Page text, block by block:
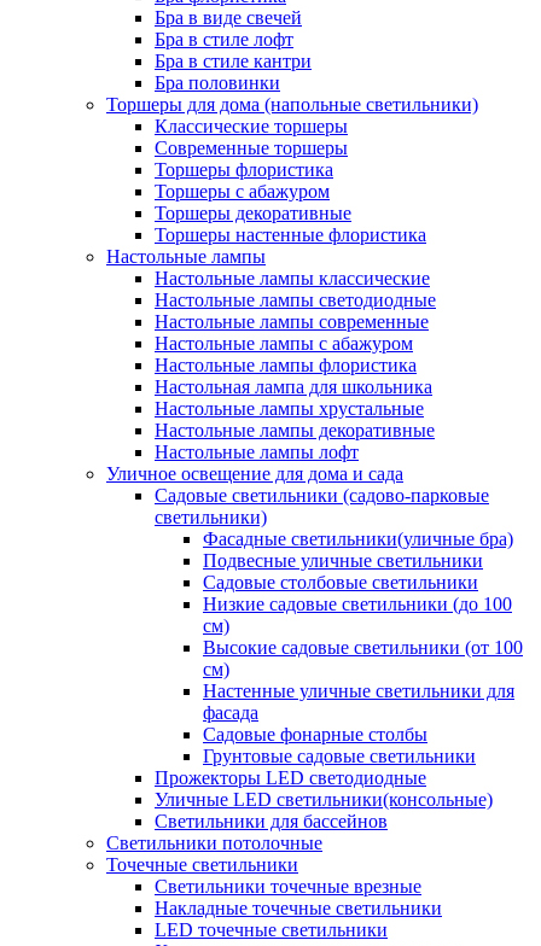
Бра в виде свечей
Бра в стиле лофт
Бра в стиле кантри
Бра половинки
Торшеры для дома (напольные светильники)
Классические торшеры
Современные торшеры
Торшеры флористика
Торшеры с абажуром
Торшеры декоративные
Торшеры настенные флористика
Настольные лампы
Настольные лампы классические
Настольные лампы светодиодные
Настольные лампы современные
Настольные лампы с абажуром
Настольные лампы флористика
Настольная лампа для школьника
Настольные лампы хрустальные
Настольные лампы декоративные
Настольные лампы лофт
Уличное освещение для дома и сада
Садовые светильники (садово-парковые
светильники)
Фасадные светильники(уличные бра)
Подвесные уличные светильники
Садовые столбовые светильники
Низкие садовые светильники (до 100
см)
Высокие садовые светильники (от 100
см)
Настенные уличные светильники для
фасада
Садовые фонарные столбы
Грунтовые садовые светильники
Прожекторы LED светодиодные
Уличные LED светильники(консольные)
Светильники для бассейнов
Светильники потолочные
Точечные светильники
Светильники точечные врезные
Накладные точечные светильники
LED точечные светильники